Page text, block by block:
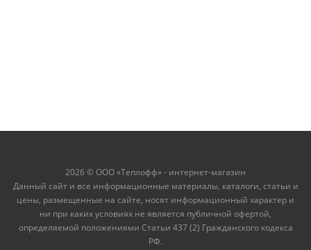
2026 © ООО «Теплофф» - интернет-магазин
Данный сайт и все информационные материалы, каталоги, статьи и
цены, размещенные на сайте, носят информационный характер и
ни при каких условиях не является публичной офертой,
определяемой положениями Статьи 437 (2) Гражданского кодекса
РФ.